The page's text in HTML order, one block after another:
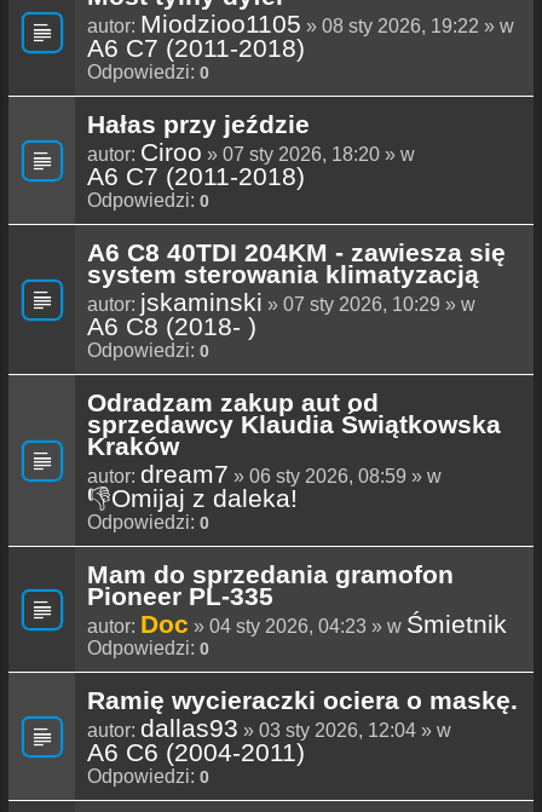
autor: Miodzioo1105 » 08 sty 2026, 19:22 » w
A6 C7 (2011-2018)
Odpowiedzi: 0
Hałas przy jeździe
autor: Ciroo » 07 sty 2026, 18:20 » w
A6 C7 (2011-2018)
Odpowiedzi: 0
A6 C8 40TDI 204KM - zawiesza się
system sterowania klimatyzacją
autor: jskaminski » 07 sty 2026, 10:29 » w
A6 C8 (2018- )
Odpowiedzi: 0
Odradzam zakup aut od
sprzedawcy Klaudia Świątkowska
Kraków
autor: dream7 » 06 sty 2026, 08:59 » w
👎Omijaj z daleka!
Odpowiedzi: 0
Mam do sprzedania gramofon
Pioneer PL-335
autor: Doc » 04 sty 2026, 04:23 » w Śmietnik
Odpowiedzi: 0
Ramię wycieraczki ociera o maskę.
autor: dallas93 » 03 sty 2026, 12:04 » w
A6 C6 (2004-2011)
Odpowiedzi: 0